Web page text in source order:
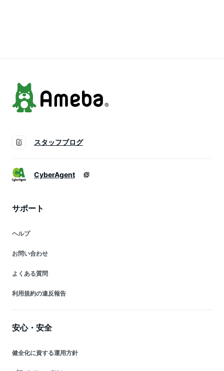
スタッフブログ
CyberAgent
サポート
ヘルプ
お問い合わせ
よくある質問
利用規約の違反報告
安心・安全
健全化に資する運用方針